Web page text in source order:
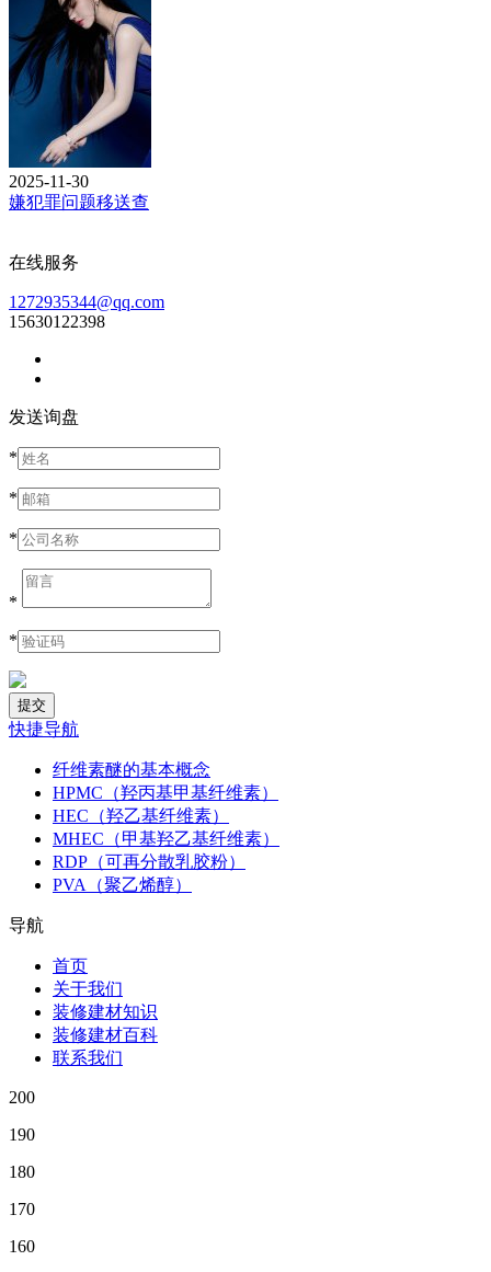
2025-11-30
嫌犯罪问题移送查
在线服务
1272935344@qq.com
15630122398
发送询盘
*
*
*
*
*
快捷导航
纤维素醚的基本概念
HPMC（羟丙基甲基纤维素）
HEC（羟乙基纤维素）
MHEC（甲基羟乙基纤维素）
RDP（可再分散乳胶粉）
PVA（聚乙烯醇）
导航
首页
关于我们
装修建材知识
装修建材百科
联系我们
200
190
180
170
160